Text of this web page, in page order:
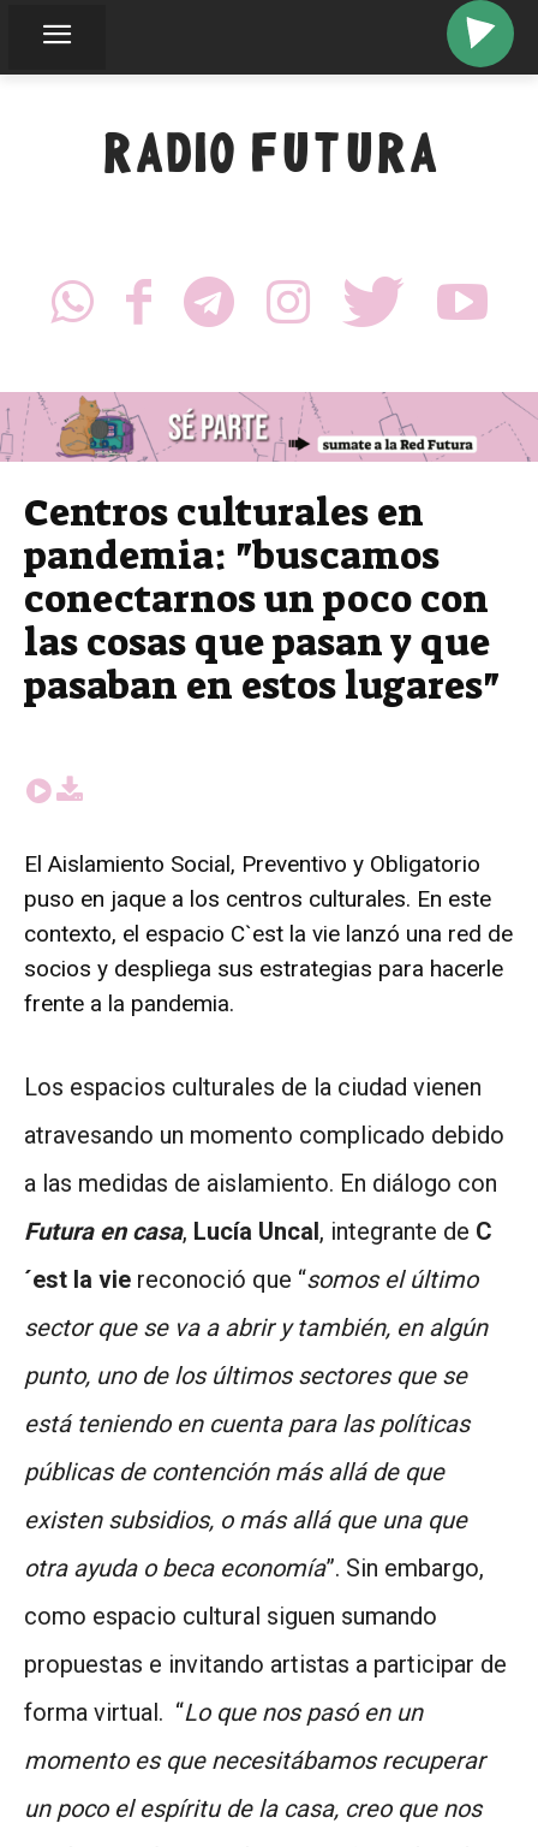
RADIO FUTURA
Centros culturales en
pandemia: "buscamos
conectarnos un poco con
las cosas que pasan y que
pasaban en estos lugares"
El Aislamiento Social, Preventivo y Obligatorio
puso en jaque a los centros culturales. En este
contexto, el espacio C`est la vie lanzó una red de
socios y despliega sus estrategias para hacerle
frente a la pandemia.
Los espacios culturales de la ciudad vienen
atravesando un momento complicado debido
a las medidas de aislamiento. En diálogo con
Futura en casa, Lucía Uncal, integrante de C
´est la vie reconoció que “somos el último
sector que se va a abrir y también, en algún
punto, uno de los últimos sectores que se
está teniendo en cuenta para las políticas
públicas de contención más allá de que
existen subsidios, o más allá que una que
otra ayuda o beca economía”. Sin embargo,
como espacio cultural siguen sumando
propuestas e invitando artistas a participar de
forma virtual. “Lo que nos pasó en un
momento es que necesitábamos recuperar
un poco el espíritu de la casa, creo que nos